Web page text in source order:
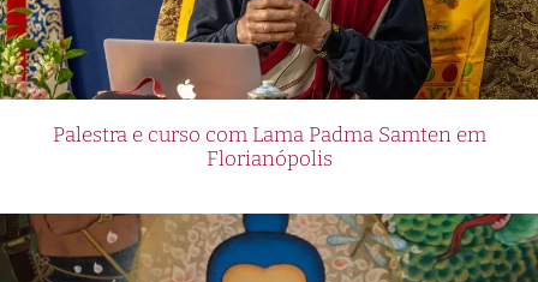
Palestra e curso com Lama Padma Samten em
Florianópolis